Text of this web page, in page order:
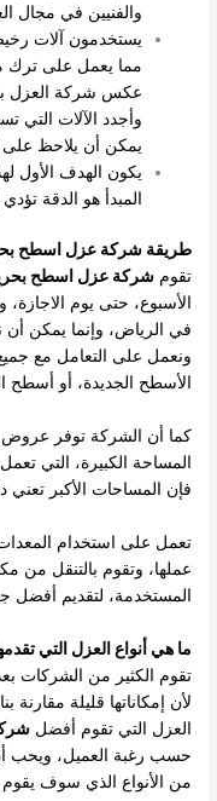
والفنيين في مجال
يستخدمون آلات
مما يعمل على ترك
عكس شركة العزل
وأجدد الآلات التي
يمكن أن يلاحظ
يكون الهدف الأول
المبدأ هو الدقة
طريقة شركة عزل اسطح
تقومشركة عزل اسطح
الأسبوع، حتى يوم
في الرياض، وإنما يمكن
ونعمل على التعامل مع
الأسطح الجديدة، أو أسطح
كما أن الشركة توفر
المساحة الكبيرة، التي
فإن المساحات الأكبر تعني
تعمل على استخدام
عملها، وتقوم بالتنقل من
المستخدمة، لتقديم أفضل
ما هي أنواع العزل التي
تقوم الكثير من الشركات
لأن إمكاناتها قليلة
العزل التي تقوم أفضل
حسب رغبة العميل، ويحب
من الأنواع الذي سوف